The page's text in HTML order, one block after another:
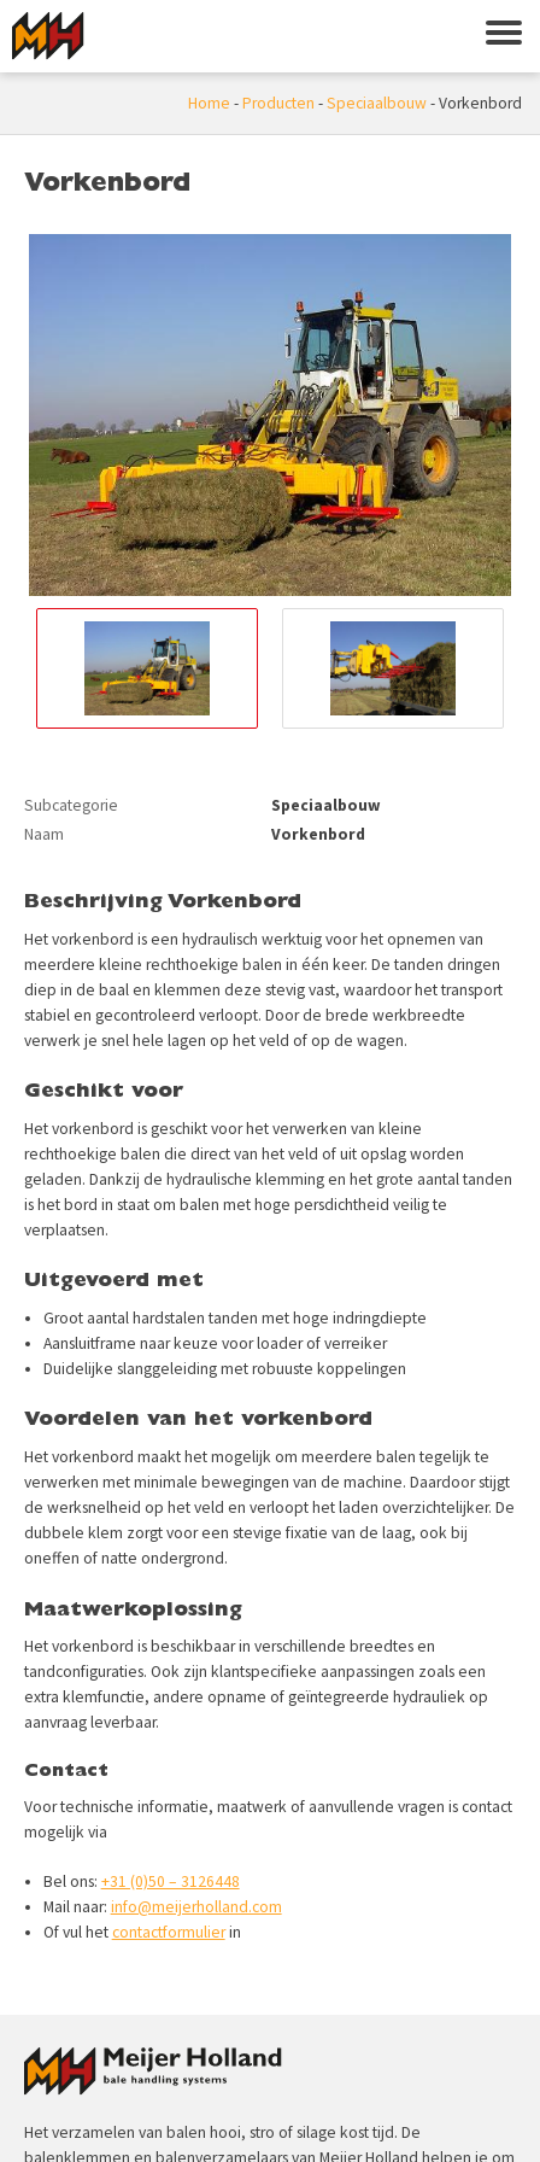
Home -Producten -Speciaalbouw-Vorkenbord
Vorkenbord
Subcategorie
Speciaalbouw
Naam
Vorkenbord
Beschrijving Vorkenbord
Het vorkenbord is een hydraulisch werktuig voor het opnemen van
meerdere kleine rechthoekige balen in één keer. De tanden dringen
diep in de baal en klemmen deze stevig vast, waardoor het transport
stabiel en gecontroleerd verloopt. Door de brede werkbreedte
verwerk je snel hele lagen op het veld of op de wagen.
Geschikt voor
Het vorkenbord is geschikt voor het verwerken van kleine
rechthoekige balen die direct van het veld of uit opslag worden
geladen. Dankzij de hydraulische klemming en het grote aantal tanden
is het bord in staat om balen met hoge persdichtheid veilig te
verplaatsen.
Uitgevoerd met
Groot aantal hardstalen tanden met hoge indringdiepte
Aansluitframe naar keuze voor loader of verreiker
Duidelijke slanggeleiding met robuuste koppelingen
Voordelen van het vorkenbord
Het vorkenbord maakt het mogelijk om meerdere balen tegelijk te
verwerken met minimale bewegingen van de machine. Daardoor stijgt
de werksnelheid op het veld en verloopt het laden overzichtelijker. De
dubbele klem zorgt voor een stevige fixatie van de laag, ook bij
oneffen of natte ondergrond.
Maatwerkoplossing
Het vorkenbord is beschikbaar in verschillende breedtes en
tandconfiguraties. Ook zijn klantspecifieke aanpassingen zoals een
extra klemfunctie, andere opname of geïntegreerde hydrauliek op
aanvraag leverbaar.
Contact
Voor technische informatie, maatwerk of aanvullende vragen is contact
mogelijk via
Bel ons: +31 (0)50 – 3126448
Mail naar: info@meijerholland.com
Of vul hetcontactformulierin
Het verzamelen van balen hooi, stro of silage kost tijd. De